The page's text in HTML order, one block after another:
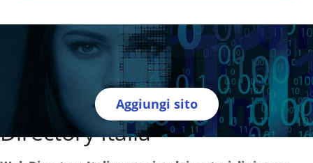
Aggiungi sito
Directory Italia